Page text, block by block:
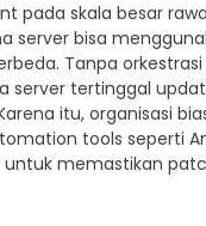
pada skala besar
server bisa
Tanpa
server tertinggal
itu, organisasi
tools seperti
memastikan